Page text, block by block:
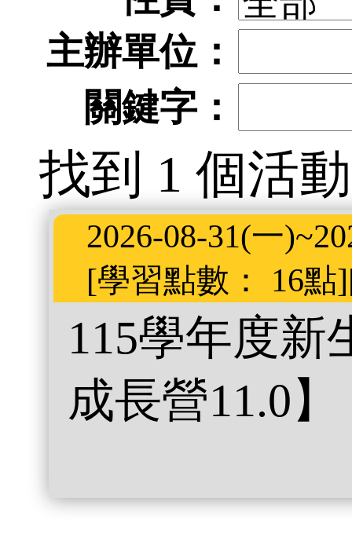
主辦單位：
關鍵字：
找到 1 個活動
2026-08-31(一
[學習點數： 16
115學年度新
成長營11.0】